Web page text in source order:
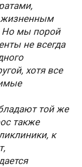
Но мы порой
не всегда
хотя все
той же
также
к